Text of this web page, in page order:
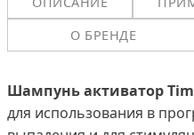
О БРЕНДЕ
Шампунь активатор
для использования в